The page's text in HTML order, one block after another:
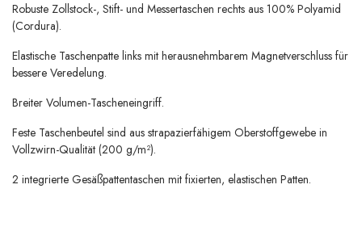
Robuste Zollstock-, Stift- und Messertaschen rechts aus 100% Polyamid
(Cordura).
Elastische Taschenpatte links mit herausnehmbarem Magnetverschluss für
bessere Veredelung.
Breiter Volumen-Tascheneingriff.
Feste Taschenbeutel sind aus strapazierfähigem Oberstoffgewebe in
Vollzwirn-Qualität (200 g/m²).
2 integrierte Gesäßpattentaschen mit fixierten, elastischen Patten.